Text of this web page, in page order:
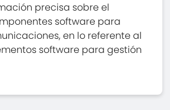
precisa sobre el
software para
en lo referente al
software para gestión